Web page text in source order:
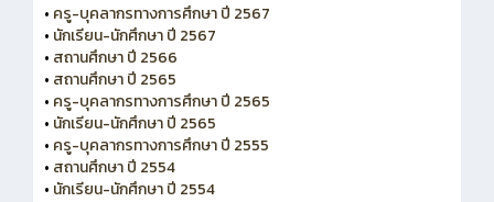
• ครู-บุคลากรทางการศึกษา ปี 2567
• นักเรียน-นักศึกษา ปี 2567
• สถานศึกษา ปี 2566
• สถานศึกษา ปี 2565
• ครู-บุคลากรทางการศึกษา ปี 2565
• นักเรียน-นักศึกษา ปี 2565
• ครู-บุคลากรทางการศึกษา ปี 2555
• สถานศึกษา ปี 2554
• นักเรียน-นักศึกษา ปี 2554